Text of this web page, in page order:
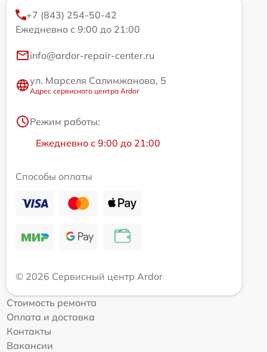
+7 (843) 254-50-42
Ежедневно с 9:00 до 21:00
info@ardor-repair-center.ru
ул. Марселя Салимжанова, 5
Адрес сервисного центра Ardor
Режим работы:
Ежедневно с 9:00 до 21:00
Способы оплаты
© 2026 Сервисный центр Ardor
Стоимость ремонта
Оплата и доставка
Контакты
Вакансии